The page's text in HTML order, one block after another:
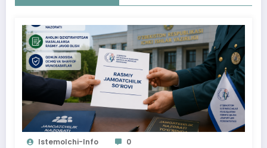
Istemolchi-Info 0